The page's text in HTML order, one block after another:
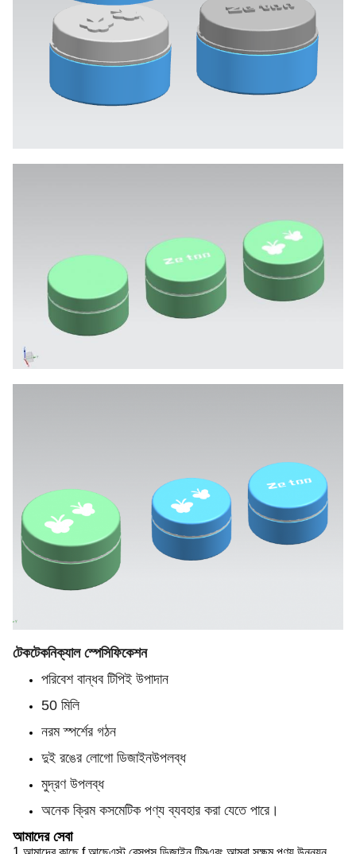
টেকটেকনিক্যাল স্পেসিফিকেশন
পরিবেশ বান্ধব টিপিই উপাদান
50 মিলি
নরম স্পর্শের গঠন
দুই রঙের লোগো ডিজাইনউপলব্ধ
মুদ্রণ উপলব্ধ
অনেক ক্রিম কসমেটিক পণ্য ব্যবহার করা যেতে পারে।
আমাদের সেবা